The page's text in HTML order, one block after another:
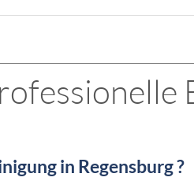
in Regensburg ?